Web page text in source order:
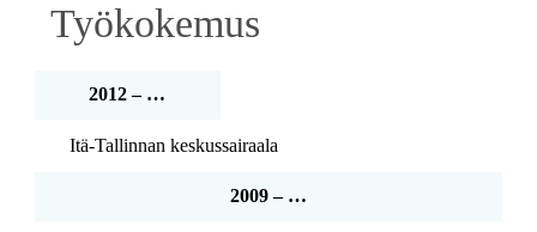
Työkokemus
2012 – …
Itä-Tallinnan keskussairaala
2009 – …